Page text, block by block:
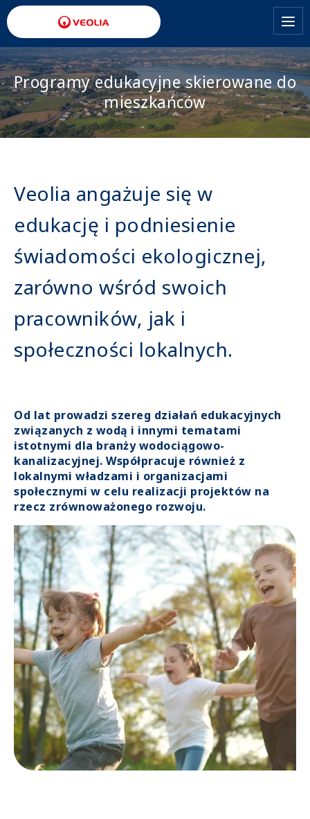
Przejdź
do
treści
Programy edukacyjne skierowane do
mieszkańców
Veolia angażuje się w
edukację i podniesienie
świadomości ekologicznej,
zarówno wśród swoich
pracowników, jak i
społeczności lokalnych.
Od lat prowadzi szereg działań edukacyjnych
związanych z wodą i innymi tematami
istotnymi dla branży wodociągowo-
kanalizacyjnej. Współpracuje również z
lokalnymi władzami i organizacjami
społecznymi w celu realizacji projektów na
rzecz zrównoważonego rozwoju.
Image
media
Image